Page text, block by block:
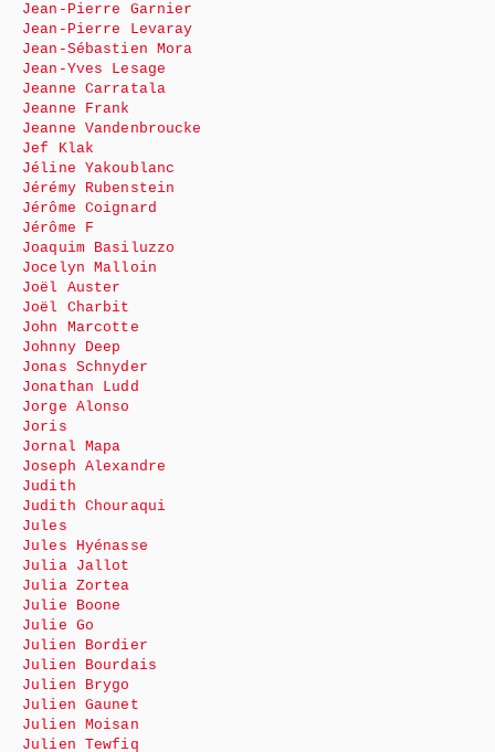
Jean-Pierre Garnier
Jean-Pierre Levaray
Jean-Sébastien Mora
Jean-Yves Lesage
Jeanne Carratala
Jeanne Frank
Jeanne Vandenbroucke
Jef Klak
Jéline Yakoublanc
Jérémy Rubenstein
Jérôme Coignard
Jérôme F
Joaquim Basiluzzo
Jocelyn Malloin
Joël Auster
Joël Charbit
John Marcotte
Johnny Deep
Jonas Schnyder
Jonathan Ludd
Jorge Alonso
Joris
Jornal Mapa
Joseph Alexandre
Judith
Judith Chouraqui
Jules
Jules Hyénasse
Julia Jallot
Julia Zortea
Julie Boone
Julie Go
Julien Bordier
Julien Bourdais
Julien Brygo
Julien Gaunet
Julien Moisan
Julien Tewfiq